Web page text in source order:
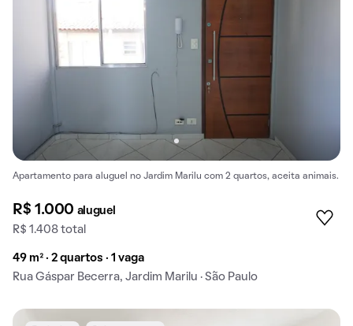
Apartamento para aluguel no Jardim Marilu com 2 quartos, aceita animais.
R$ 1.000 aluguel
R$ 1.408 total
49 m² · 2 quartos · 1 vaga
Rua Gáspar Becerra, Jardim Marilu · São Paulo